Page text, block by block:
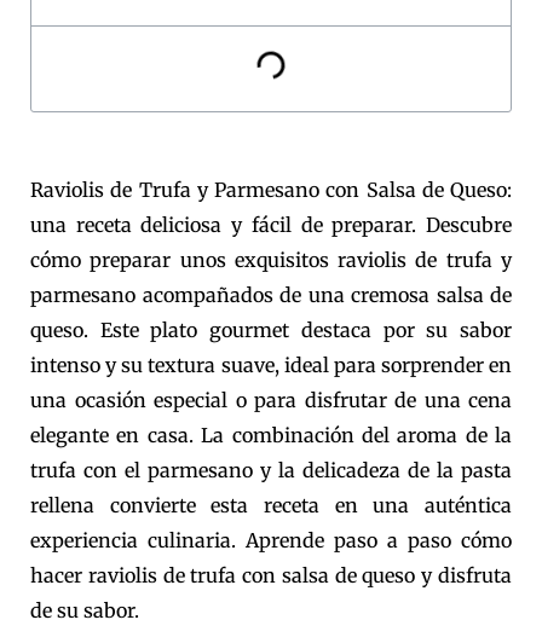
Raviolis de Trufa y Parmesano con Salsa de Queso:
una receta deliciosa y fácil de preparar. Descubre
cómo preparar unos exquisitos raviolis de trufa y
parmesano acompañados de una cremosa salsa de
queso. Este plato gourmet destaca por su sabor
intenso y su textura suave, ideal para sorprender en
una ocasión especial o para disfrutar de una cena
elegante en casa. La combinación del aroma de la
trufa con el parmesano y la delicadeza de la pasta
rellena convierte esta receta en una auténtica
experiencia culinaria. Aprende paso a paso cómo
hacer raviolis de trufa con salsa de queso y disfruta
de su sabor.